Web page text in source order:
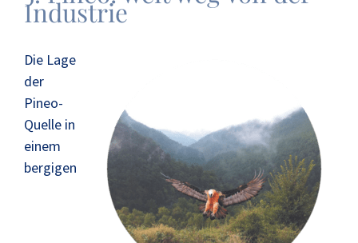
Industrie
Die Lage
der
Pineo-
Quelle in
einem
bergigen